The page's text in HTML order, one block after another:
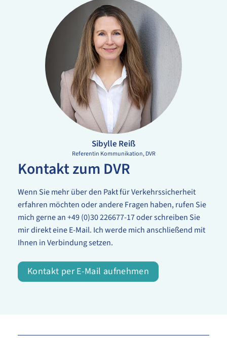
Sibylle Reiß
Referentin Kommunikation DVR
Kontakt zum DVR
Wenn Sie mehr über den Pakt für Verkehrssicherheit
erfahren möchten oder andere Fragen haben, rufen Sie
mich gerne an +49 (0)30 226677-17 oder schreiben Sie
mir direkt eine E-Mail. Ich werde mich anschließend mit
Ihnen in Verbindung setzen.
Kontakt per E-Mail aufnehmen